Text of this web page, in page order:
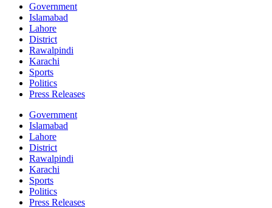
Government
Islamabad
Lahore
District
Rawalpindi
Karachi
Sports
Politics
Press Releases
Government
Islamabad
Lahore
District
Rawalpindi
Karachi
Sports
Politics
Press Releases